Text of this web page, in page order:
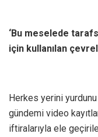
‘Bu meselede
için kullanılan
Herkes yerini yurdunu
gündemi video
iftiralarıyla ele